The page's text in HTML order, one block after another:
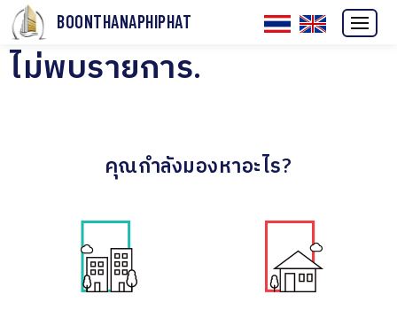
BOONTHANAPHIPHAT
ไม่พบรายการ.
คุณกำลังมองหาอะไร?